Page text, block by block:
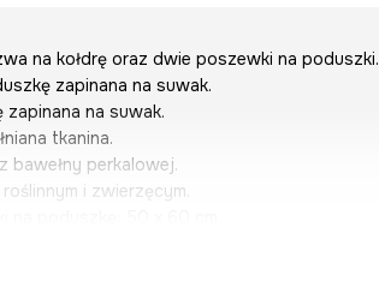
na kołdrę oraz dwie poszewki na poduszki.
zapinana na suwak.
zapinana na suwak.
tkanina.
bawełny perkalowej.
i zwierzęcym.